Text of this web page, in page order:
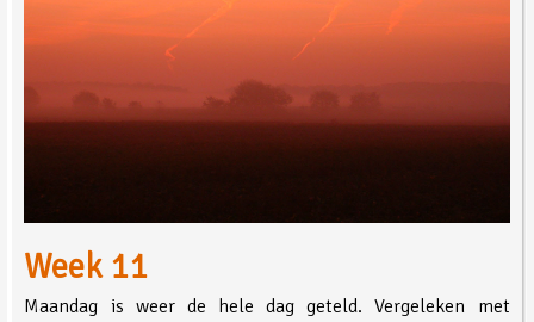
Week 11
Maandag is weer de hele dag geteld. Vergeleken met